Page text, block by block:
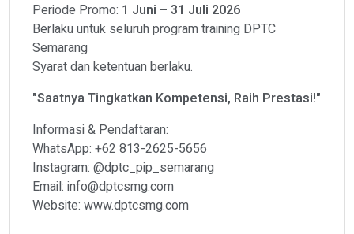
Periode Promo: 1 Juni – 31 Juli 2026
Berlaku untuk seluruh program training DPTC
Semarang
Syarat dan ketentuan berlaku.
"Saatnya Tingkatkan Kompetensi, Raih Prestasi!"
Informasi & Pendaftaran:
WhatsApp: +62 813-2625-5656
Instagram: @dptc_pip_semarang
Email: info@dptcsmg.com
Website: www.dptcsmg.com